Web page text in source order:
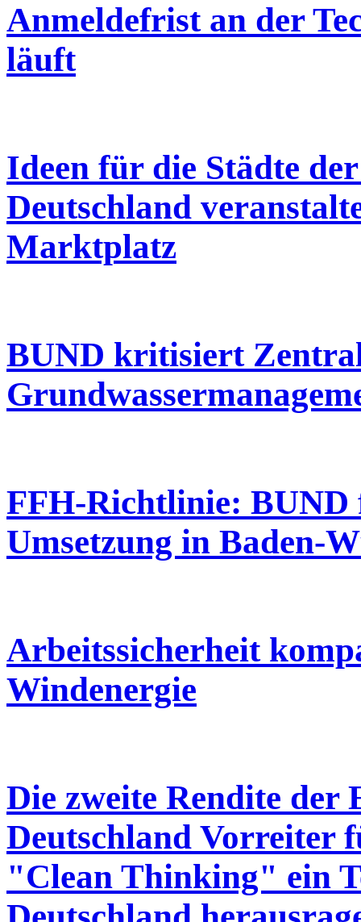
Anmeldefrist an der
läuft
Ideen für die Städte
Deutschland
Marktplatz
BUND kritisiert
FFH-Richtlinie: BUND
Umsetzung in Baden-
Arbeitssicherheit
Windenergie
Die zweite Rendite der
Deutschland Vorreiter
"Clean Thinking" ein